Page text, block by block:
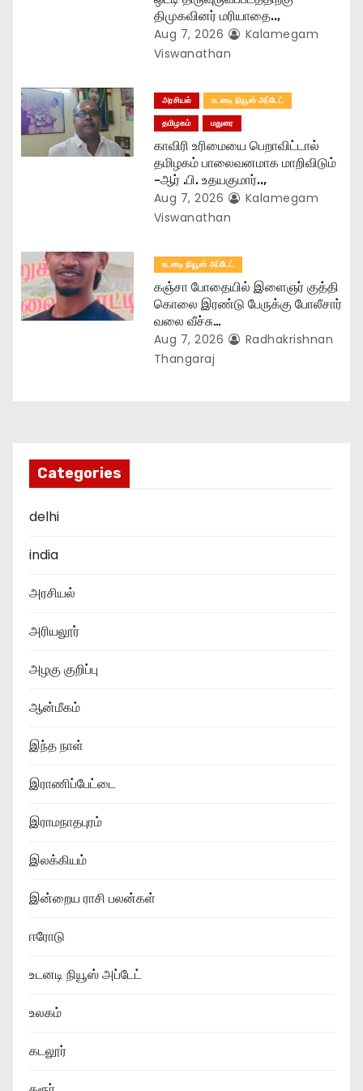
திமுகவினர் மரியாதை..,
Aug 7, 2026
Kalamegam
Viswanathan
அரசியல்
உடனடி நியூஸ் அப்டேட்
தமிழகம்
மதுரை
காவிரி உரிமையை பெறாவிட்டால்
தமிழகம் பாலைவனமாக மாறிவிடும்
-ஆர் .பி. உதயகுமார்..,
Aug 7, 2026
Kalamegam
Viswanathan
உடனடி நியூஸ் அப்டேட்
கஞ்சா போதையில் இளைஞர் குத்தி
கொலை இரண்டு பேருக்கு போலீசார்
வலை வீச்சு…
Aug 7, 2026
Radhakrishnan
Thangaraj
Categories
delhi
india
அரசியல்
அரியலூர்
அழகு குறிப்பு
ஆன்மீகம்
இந்த நாள்
இராணிப்பேட்டை
இராமநாதபுரம்
இலக்கியம்
இன்றைய ராசி பலன்கள்
ஈரோடு
உடனடி நியூஸ் அப்டேட்
உலகம்
கடலூர்